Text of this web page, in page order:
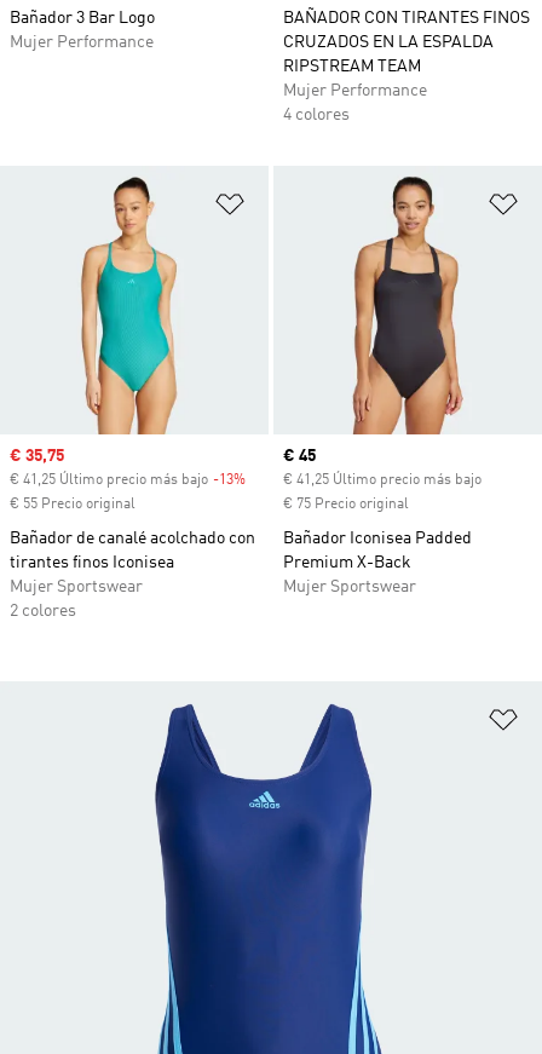
Bañador 3 Bar Logo
Mujer Performance
BAÑADOR CON TIRANTES FINOS
CRUZADOS EN LA ESPALDA
RIPSTREAM TEAM
Mujer Performance
4 colores
Añadir a la lista de deseos
Precio de venta
€ 35,75
€ 41,25 Último precio más bajo -13% Descuento
€ 55 Precio original
Bañador de canalé acolchado con
tirantes finos Iconisea
Mujer Sportswear
2 colores
Precio actual
€ 45
€ 41,25 Último precio más bajo
€ 75 Precio original
Bañador Iconisea Padded
Premium X-Back
Mujer Sportswear